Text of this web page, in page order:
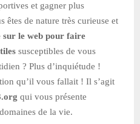
et gagner plus
êtes de nature très curieuse et
sur le web pour faire
susceptibles de vous
? Plus d’inquiétude !
qu’il vous fallait ! Il s’agit
qui vous présente
de la vie.